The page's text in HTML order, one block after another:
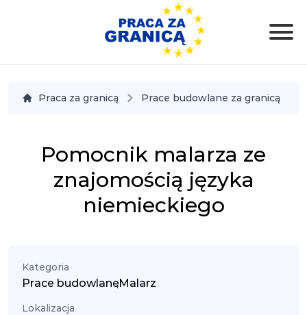
Praca za granicą Prace budowlane za granicą
Pomocnik malarza ze
znajomością języka
niemieckiego
Kategoria
Prace budowlane,Malarz
Lokalizacja